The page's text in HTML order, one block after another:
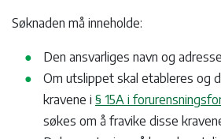
Søknaden må inneholde:
Den ansvarliges navn og adresse
Om utslippet skal etableres og
kravene i § 15A i
søkes om å fravike disse